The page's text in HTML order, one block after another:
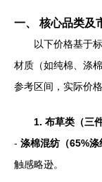
一、 核心品类及
以下价格基于
材质（如纯棉、涤
参考区间，实际价
1. 布草类（三
- 涤棉混纺（65%涤
触感略逊。